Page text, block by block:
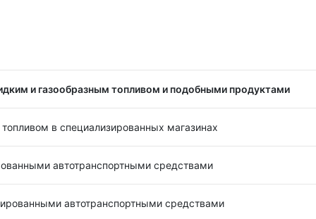
и газообразным топливом и подобными продуктами
в специализированных магазинах
автотранспортными средствами
автотранспортными средствами